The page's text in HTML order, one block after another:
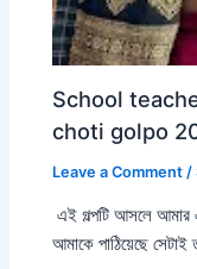
School
choti golpo
Leave a Comment /
এই গল্পটি আসলে আমার
আমাকে পাঠিয়েছে